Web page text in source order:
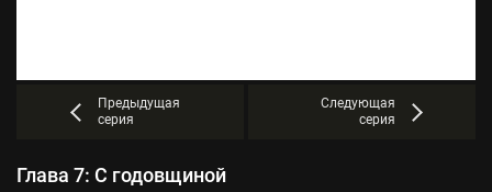
Предыдущая
серия
Следующая
серия
Глава 7: С годовщиной